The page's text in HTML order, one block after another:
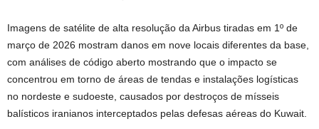
Imagens de satélite de alta resolução da Airbus tiradas em 1º de
março de 2026 mostram danos em nove locais diferentes da base,
com análises de código aberto mostrando que o impacto se
concentrou em torno de áreas de tendas e instalações logísticas
no nordeste e sudoeste, causados ​​por destroços de mísseis
balísticos iranianos interceptados pelas defesas aéreas do Kuwait.